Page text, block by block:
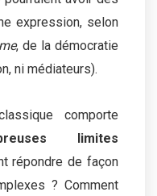
expression, selon
, de la démocratie
ni médiateurs).
comporte
limites
répondre de façon
? Comment